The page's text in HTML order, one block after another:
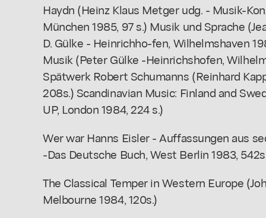
Haydn (Heinz Klaus Metger udg. - Musik-
München 1985, 97 s.) Musik und Sprache
D. Gülke - Heinrichho-fen, Wilhelmshaven
Musik (Peter Gülke -Heinrichshofen,
Spätwerk Robert Schumanns (Reinhard
208s.) Scandinavian Music: Finland and
UP, London 1984, 224 s.)
Wer war Hanns Eisler - Auffassungen aus
-Das Deutsche Buch, West Berlin 1983,
The Classical Temper in Western Europe
Melbourne 1984, 120s.)